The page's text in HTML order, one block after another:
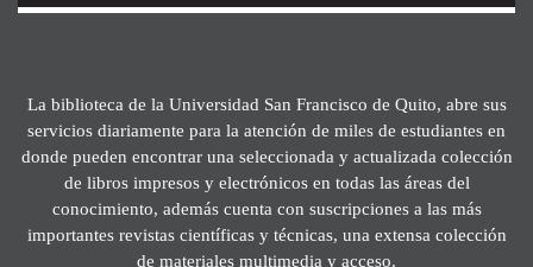
La biblioteca de la Universidad San Francisco de Quito, abre sus
servicios diariamente para la atención de miles de estudiantes en
donde pueden encontrar una seleccionada y actualizada colección
de libros impresos y electrónicos en todas las áreas del
conocimiento, además cuenta con suscripciones a las más
importantes revistas científicas y técnicas, una extensa colección
de materiales multimedia y acceso.